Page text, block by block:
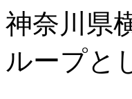
神奈川県
ループと